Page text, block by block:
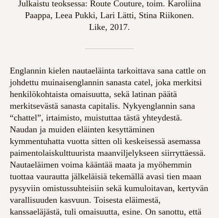
Julkaistu teoksessa: Route Couture, toim. Karoliina
Paappa, Leea Pukki, Lari Lätti, Stina Riikonen.
Like, 2017.
Englannin kielen nautaeläinta tarkoittava sana cattle on
johdettu muinaisenglannin sanasta catel, joka merkitsi
henkilökohtaista omaisuutta, sekä latinan päätä
merkitsevästä sanasta capitalis. Nykyenglannin sana
“chattel”, irtaimisto, muistuttaa tästä yhteydestä.
Naudan ja muiden eläinten kesyttäminen
kymmentuhatta vuotta sitten oli keskeisessä asemassa
paimentolaiskulttuurista maanviljelykseen siirryttäessä.
Nautaeläimen voima kääntää maata ja myöhemmin
tuottaa vaurautta jälkeläisiä tekemällä avasi tien maan
pysyviin omistussuhteisiin sekä kumuloitavan, kertyvän
varallisuuden kasvuun. Toisesta eläimestä,
kanssaeläjästä, tuli omaisuutta, esine. On sanottu, että